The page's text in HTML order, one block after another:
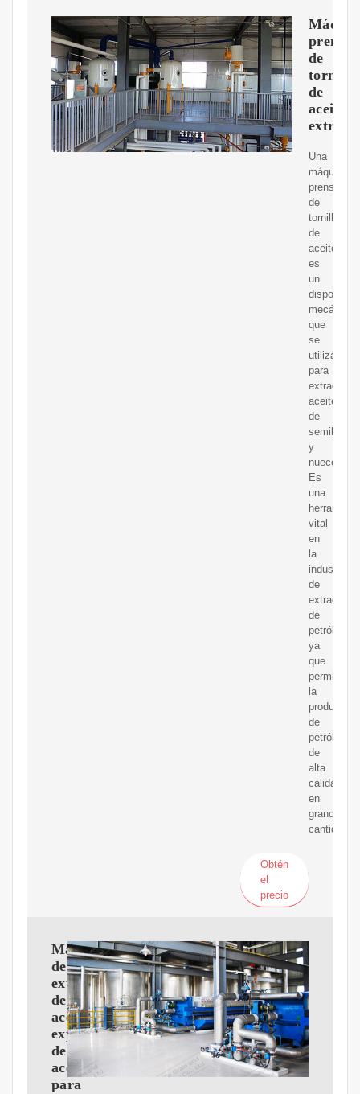
de
tornillo
de
aceite:
Una
máquina
prensadora
de
tornillo
de
aceite
es
un
dispositivo
mecánico
que
se
utiliza
para
extraer
aceite
de
semillas
y
nueces.
Es
una
vital
en
la
industria
de
extracción
de
petróleo,
ya
que
permite
la
producción
de
petróleo
de
alta
calidad
en
grandes
Obtén
el
precio
Máquina
de
extracción
de
aceite,
expulsor
de
aceite
para